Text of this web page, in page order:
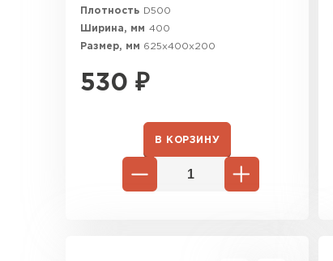
Плотность
D500
Ширина, мм 400
Размер, мм 625х400х200
530 ₽
В КОРЗИНУ